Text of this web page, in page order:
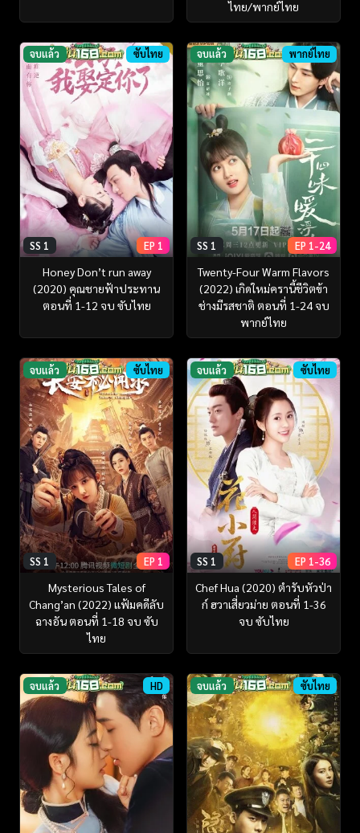
ไทย/พากย์ไทย
จบแล้ว ซับไทย
SS 1 EP 1
Honey Don’t run away
(2020) คุณชายฟ้าประทาน
ตอนที่ 1-12 จบ ซับไทย
จบแล้ว พากย์ไทย
SS 1 EP 1-24
Twenty-Four Warm Flavors
(2022) เกิดใหม่ครานี้ชีวิตข้า
ช่างมีรสชาติ ตอนที่ 1-24 จบ
พากย์ไทย
จบแล้ว ซับไทย
SS 1 EP 1
Mysterious Tales of
Chang’an (2022) แฟ้มคดีลับ
ฉางอัน ตอนที่ 1-18 จบ ซับ
ไทย
จบแล้ว ซับไทย
SS 1 EP 1-36
Chef Hua (2020) ตำรับหัวป่า
ก์ ฮวาเสี่ยวม่าย ตอนที่ 1-36
จบ ซับไทย
จบแล้ว HD จบแล้ว ซับไทย